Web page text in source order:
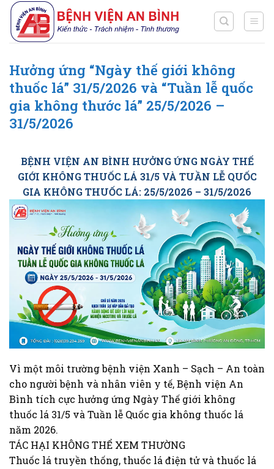
Chuyển
đến
nội
Hưởng ứng “Ngày thế giới không
thuốc lá” 31/5/2026 và “Tuần lễ quốc
gia không thước lá” 25/5/2026 –
31/5/2026
BỆNH VIỆN AN BÌNH HƯỞNG ỨNG NGÀY THẾ
GIỚI KHÔNG THUỐC LÁ 31/5 VÀ TUẦN LỄ QUỐC
GIA KHÔNG THUỐC LÁ: 25/5/2026 – 31/5/2026
Vì một môi trường bệnh viện Xanh – Sạch – An toàn
cho người bệnh và nhân viên y tế, Bệnh viện An
Bình tích cực hưởng ứng Ngày Thế giới không
thuốc lá 31/5 và Tuần lễ Quốc gia không thuốc lá
năm 2026.
TÁC HẠI KHÔNG THỂ XEM THƯỜNG
Thuốc lá truyền thống, thuốc lá điện tử và thuốc lá